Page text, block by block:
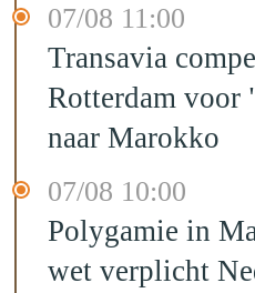
07/08 11:00
Transavia
Rotterdam voor
naar Marokko
07/08 10:00
Polygamie in
wet verplicht